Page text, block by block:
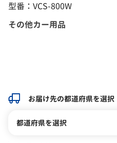
型番：VCS-800W
その他カー用品
お届け先の都道府県を選択
都道府県を選択